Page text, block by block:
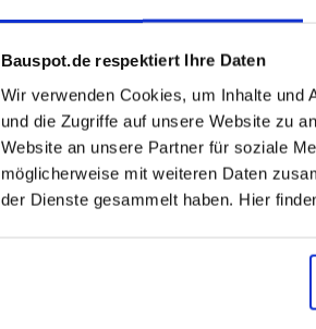
Bauspot.de respektiert Ihre Daten
Wir verwenden Cookies, um Inhalte und
und die Zugriffe auf unsere Website zu
Website an unsere Partner für soziale
möglicherweise mit weiteren Daten
der Dienste gesammelt haben. Hier